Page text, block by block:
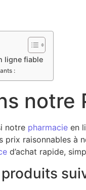
ligne fiable
:
notre
notre pharmacie en
prix raisonnables à
d’achat rapide,